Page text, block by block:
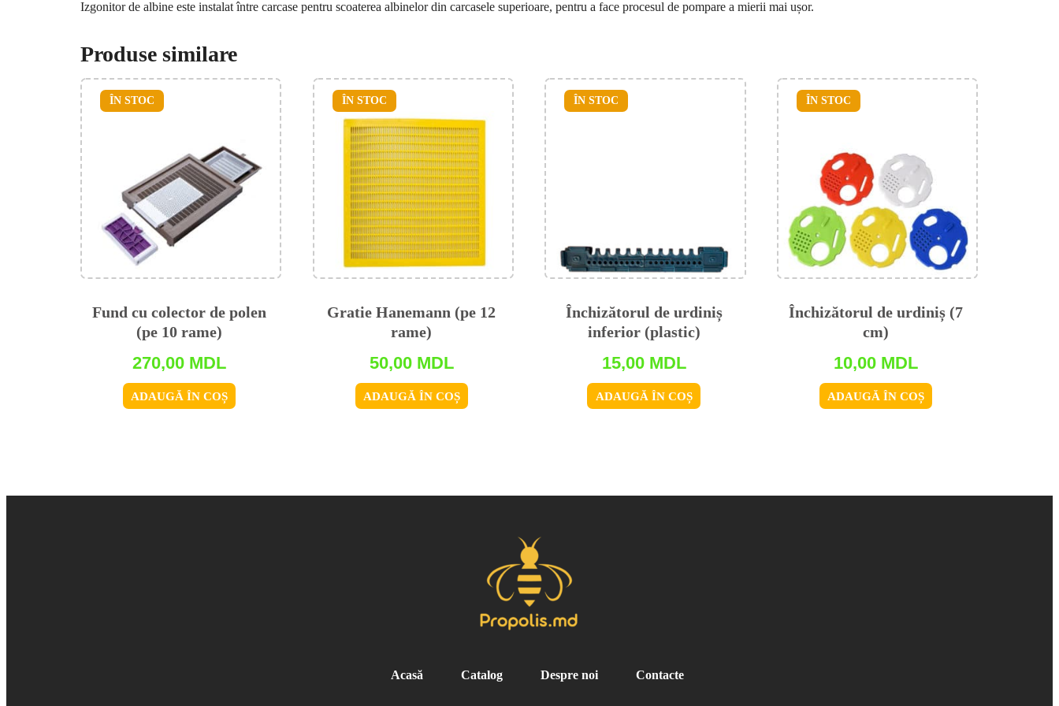
Izgonitor de albine este instalat între carcase pentru scoaterea albinelor din carcasele superioare, pentru a face procesul de pompare a mierii mai ușor.
Produse similare
Fund cu colector de polen
(pe 10 rame)
270,00 MDL
ADAUGĂ ÎN COȘ
ÎN STOC
Gratie Hanemann (pe 12
rame)
50,00 MDL
ADAUGĂ ÎN COȘ
ÎN STOC
Închizătorul de urdiniș
inferior (plastic)
15,00 MDL
ADAUGĂ ÎN COȘ
ÎN STOC
Închizătorul de urdiniș (7
cm)
10,00 MDL
ADAUGĂ ÎN COȘ
ÎN STOC
Acasă Catalog Despre noi Contacte